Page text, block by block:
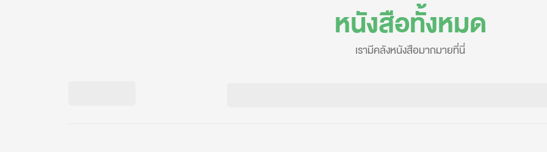
หนังสือทั้งหมด
เรามีคลังหนังสือมากมายที่นี่